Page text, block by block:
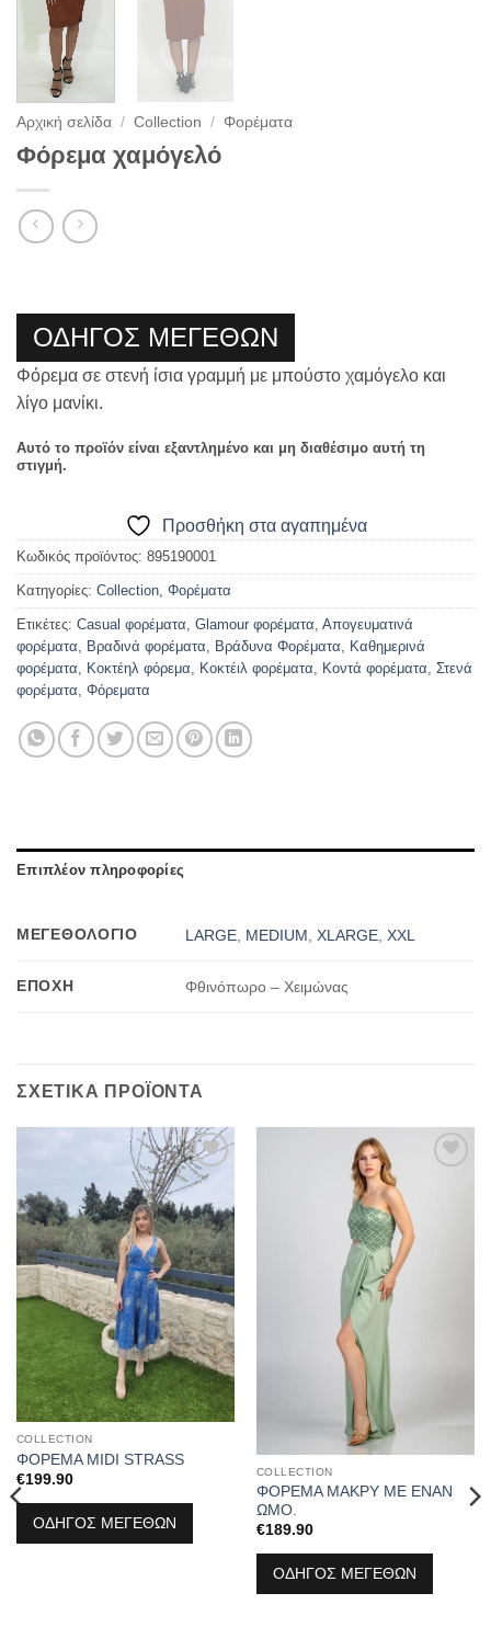
Αρχική σελίδα / Collection / Φορέματα
Φόρεμα χαμόγελό
ΟΔΗΓΟΣ ΜΕΓΕΘΩΝ
Φόρεμα σε στενή ίσια γραμμή με μπούστο χαμόγελο και
λίγο μανίκι.
Αυτό το προϊόν είναι εξαντλημένο και μη διαθέσιμο αυτή τη
στιγμή.
Προσθήκη στα αγαπημένα
Κωδικός προϊόντος: 895190001
Κατηγορίες: Collection Φορέματα
Ετικέτες: Casual φορέματα Glamour φορέματα Απογευματινά
φορέματα
Βραδινά φορέματα Βράδυνα Φορέματα
Καθημερινά
φορέματα
Κοκτέηλ φόρεμα Κοκτέιλ φορέματα Κοντά φορέματα Στενά
φορέματα Φόρεματα
Επιπλέον πληροφορίες
ΜΕΓΕΘΟΛΟΓΙΟ LARGE MEDIUM ,XLARGE ,XXL
ΕΠΟΧΉ Φθινόπωρο – Χειμώνας
ΣΧΕΤΙΚΆ ΠΡΟΪΌΝΤΑ
Προσθήκη
αγαπημένα
COLLECTION
ΦΟΡΕΜΑ MIDI STRASS
€199.90
ΟΔΗΓΟΣ ΜΕΓΕΘΩΝ
αγαπημένα
COLLECTION
ΦΟΡΕΜΑ ΜΑΚΡΥ ΜΕ ΕΝΑΝ
ΩΜΟ.
€189.90
ΟΔΗΓΟΣ ΜΕΓΕΘΩΝ